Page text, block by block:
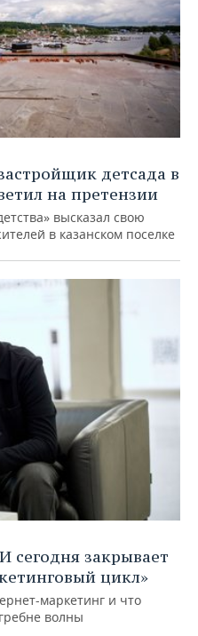
детсада в
на претензии
высказал свою
в казанском поселке
сегодня закрывает
цикл»
маркетинг и что
волны